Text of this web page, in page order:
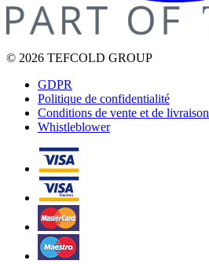
© 2026 TEFCOLD GROUP
GDPR
Politique de confidentialité
Conditions de vente et de livraison
Whistleblower